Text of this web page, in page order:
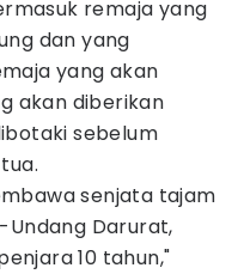
remaja yang
dan yang
yang akan
akan diberikan
sebelum
senjata tajam
Darurat,
10 tahun,"